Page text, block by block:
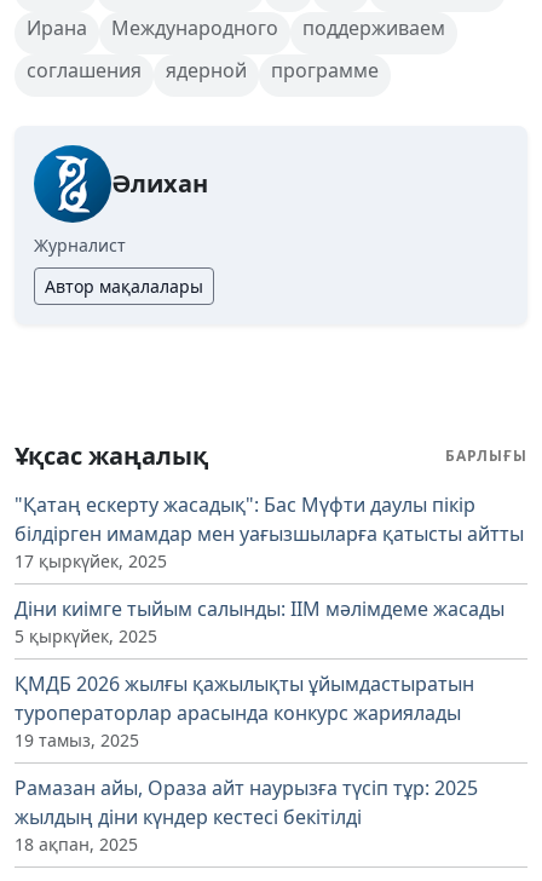
Ирана
Международного
поддерживаем
соглашения
ядерной программе
Әлихан
Журналист
Автор мақалалары
Ұқсас жаңалық БАРЛЫҒЫ
"Қатаң ескерту жасадық": Бас Мүфти даулы пікір
білдірген имамдар мен уағызшыларға қатысты айтты
17 қыркүйек, 2025
Діни киімге тыйым салынды: ІІМ мәлімдеме жасады
5 қыркүйек, 2025
ҚМДБ 2026 жылғы қажылықты ұйымдастыратын
туроператорлар арасында конкурс жариялады
19 тамыз, 2025
Рамазан айы, Ораза айт наурызға түсіп тұр: 2025
жылдың діни күндер кестесі бекітілді
18 ақпан, 2025